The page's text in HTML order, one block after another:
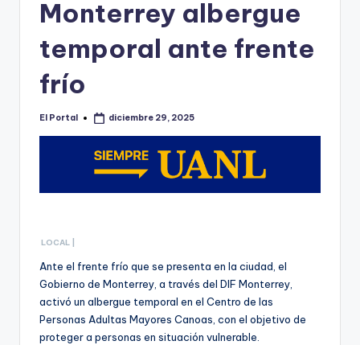
rr
Monterrey albergue
temporal ante frente
frío
Publicado
El Portal diciembre 29, 2025
LOCAL |
Ante el frente frío que se presenta en la ciudad, el
Gobierno de Monterrey, a través del DIF Monterrey,
activó un albergue temporal en el Centro de las
Personas Adultas Mayores Canoas, con el objetivo de
proteger a personas en situación vulnerable.